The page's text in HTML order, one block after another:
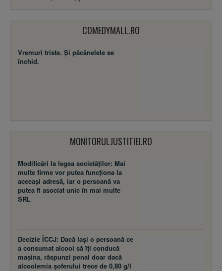
COMEDYMALL.RO
Vremuri triste. Şi păcănelele se
închid.
MONITORULJUSTITIEI.RO
Modificări la legea societăţilor: Mai
multe firme vor putea funcţiona la
aceeaşi adresă, iar o persoană va
putea fi asociat unic în mai multe
SRL
Decizie ÎCCJ: Dacă laşi o persoană ce
a consumat alcool să îţi conducă
maşina, răspunzi penal doar dacă
alcoolemia şoferului trece de 0,80 g/l